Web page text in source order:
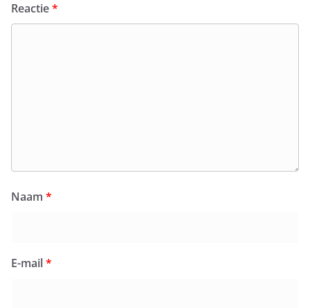
Reactie*
Naam *
E-mail*